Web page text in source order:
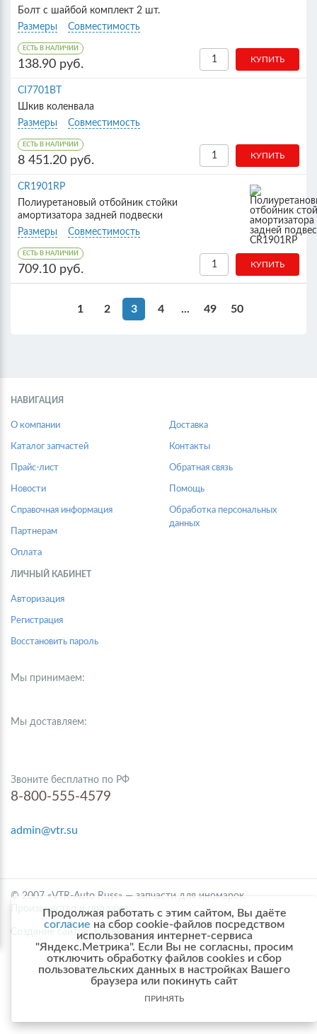
Болт с шайбой комплект 2 шт.
Размеры
Совместимость
138.90 руб.
ЕСТЬ В НАЛИЧИИ
CI7701BT
Шкив коленвала
Размеры
Совместимость
8 451.20 руб.
ЕСТЬ В НАЛИЧИИ
CR1901RP
Полиуретановый отбойник стойки
амортизатора задней подвески
Размеры
Совместимость
709.10 руб.
ЕСТЬ В НАЛИЧИИ
1 2 3 4 ... 49 50
НАВИГАЦИЯ
О компании
Каталог запчастей
Прайс-лист
Новости
Справочная информация
Партнерам
Оплата
Доставка
Контакты
Обратная связь
Помощь
Обработка персональных
данных
ЛИЧНЫЙ КАБИНЕТ
Авторизация
Регистрация
Восстановить пароль
Мы принимаем:
Мы доставляем:
Звоните бесплатно по РФ
8-800-555-4579
admin@vtr.su
© 2007 «VTR-Auto Russ» — запчасти для иномарок.
Производство и продажа.
Создание сайтов: EFFECT.su
Продолжая работать с этим сайтом, Вы даёте
согласие на сбор cookie-файлов посредством
использования интернет-сервиса
"Яндекс.Метрика". Если Вы не согласны, просим
отключить обработку файлов cookies и сбор
пользовательских данных в настройках Вашего
браузера или покинуть сайт
ПРИНЯТЬ